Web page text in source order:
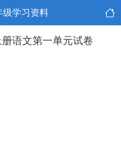
级学习资料
语文第一单元试卷